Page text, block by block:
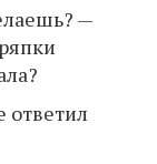
—
ответил